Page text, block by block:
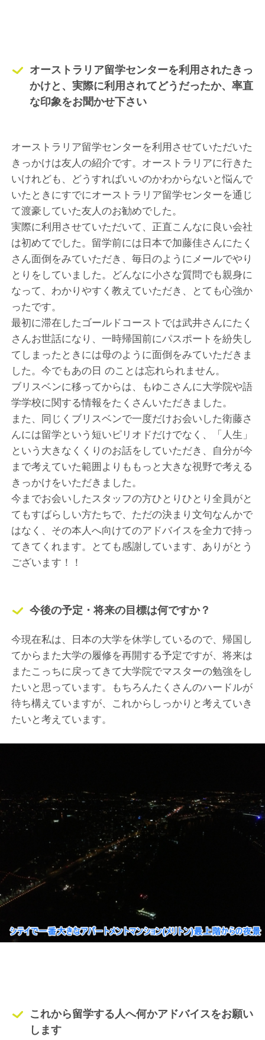
オーストラリア留学センターを利用されたきっ
かけと、実際に利用されてどうだったか、率直
な印象をお聞かせ下さい
オーストラリア留学センターを利用させていただいた
きっかけは友人の紹介です。オーストラリアに行きた
いけれども、どうすればいいのかわからないと悩んで
いたときにすでにオーストラリア留学センターを通じ
て渡豪していた友人のお勧めでした。
実際に利用させていただいて、正直こんなに良い会社
は初めてでした。留学前には日本で加藤佳さんにたく
さん面倒をみていただき、毎日のようにメールでやり
とりをしていました。どんなに小さな質問でも親身に
なって、わかりやすく教えていただき、とても心強か
ったです。
最初に滞在したゴールドコーストでは武井さんにたく
さんお世話になり、一時帰国前にパスポートを紛失し
てしまったときには母のように面倒をみていただきま
した。今でもあの日 のことは忘れられません。
ブリスベンに移ってからは、もゆこさんに大学院や語
学学校に関する情報をたくさんいただきました。
また、同じくブリスベンで一度だけお会いした衛藤さ
んには留学という短いピリオドだけでなく、「人生」
という大きなくくりのお話をしていただき、自分が今
まで考えていた範囲よりももっと大きな視野で考える
きっかけをいただきました。
今までお会いしたスタッフの方ひとりひとり全員がと
てもすばらしい方たちで、ただの決まり文句なんかで
はなく、その本人へ向けてのアドバイスを全力で持っ
てきてくれます。とても感謝しています、ありがとう
ございます！！
今後の予定・将来の目標は何ですか？
今現在私は、日本の大学を休学しているので、帰国し
てからまた大学の履修を再開する予定ですが、将来は
またこっちに戻ってきて大学院でマスターの勉強をし
たいと思っています。もちろんたくさんのハードルが
待ち構えていますが、これからしっかりと考えていき
たいと考えています。
これから留学する人へ何かアドバイスをお願い
します